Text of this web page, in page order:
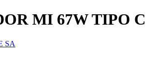
MI 67W TIPO C
SA